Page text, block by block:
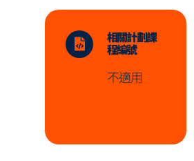
相關計劃課
程編號
不適用